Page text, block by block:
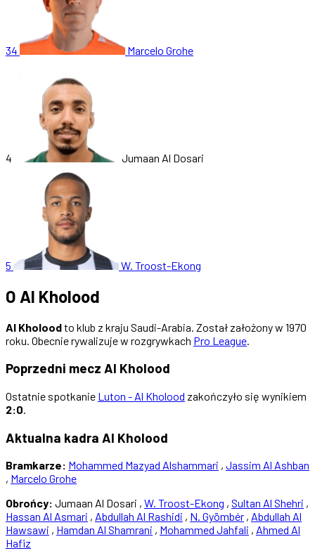
34 Marcelo Grohe
4 Jumaan Al Dosari
5 W. Troost-Ekong
O Al Kholood
Al Kholoodto klub z kraju Saudi-Arabia. Został założony w 1970
roku. Obecnie rywalizuje w rozgrywkach Pro League
Poprzedni mecz Al Kholood
Ostatnie spotkanie Luton - Al Kholood zakończyło się wynikiem
2:0.
Aktualna kadra Al Kholood
Bramkarze: Mohammed Mazyad Alshammari , Jassim Al Ashban
, Marcelo Grohe
Obrońcy: Jumaan Al Dosari , W. Troost-Ekong , Sultan Al Shehri ,
Hassan Al Asmari , Abdullah Al Rashidi , N. Gyömbér , Abdullah Al
Hawsawi , Hamdan Al Shamrani , Mohammed Jahfali , Ahmed Al
Hafiz